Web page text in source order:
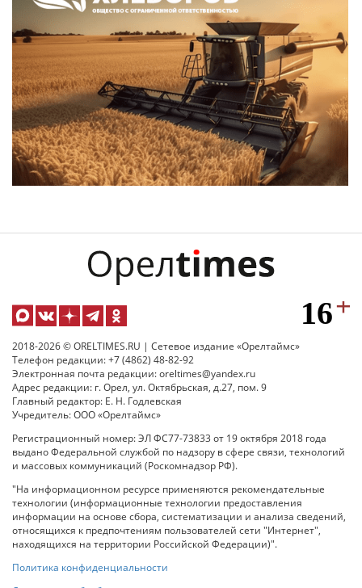
2018-2026 © ORELTIMES.RU | Сетевое издание «Орелтаймс»
Телефон редакции: +7 (4862) 48-82-92
Электронная почта редакции: oreltimes@yandex.ru
Адрес редакции: г. Орел, ул. Октябрьская, д.27, пом. 9
Главный редактор: Е. Н. Годлевская
Учредитель: ООО «Орелтаймс»
Регистрационный номер: ЭЛ ФС77-73833 от 19 октября 2018 года
выдано Федеральной службой по надзору в сфере связи, технологий
и массовых коммуникаций (Роскомнадзор РФ).
"На информационном ресурсе применяются рекомендательные
технологии (информационные технологии предоставления
информации на основе сбора, систематизации и анализа сведений,
относящихся к предпочтениям пользователей сети "Интернет",
находящихся на территории Российской Федерации)".
Политика конфиденциальности